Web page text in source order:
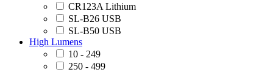
CR123A Lithium
SL-B26 USB
SL-B50 USB
High Lumens
10 - 249
250 - 499